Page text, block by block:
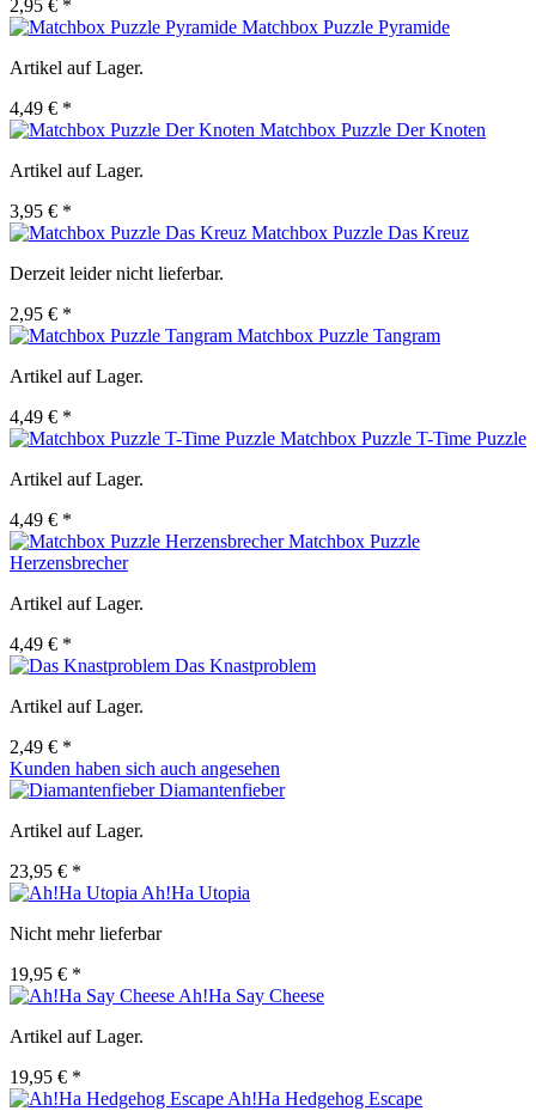
2,95 € *
Matchbox Puzzle Pyramide
Artikel auf Lager.
4,49 € *
Matchbox Puzzle Der Knoten
Artikel auf Lager.
3,95 € *
Matchbox Puzzle Das Kreuz
Derzeit leider nicht lieferbar.
2,95 € *
Matchbox Puzzle Tangram
Artikel auf Lager.
4,49 € *
Matchbox Puzzle T-Time Puzzle
Artikel auf Lager.
4,49 € *
Matchbox Puzzle
Herzensbrecher
Artikel auf Lager.
4,49 € *
Das Knastproblem
Artikel auf Lager.
2,49 € *
Kunden haben sich auch angesehen
Diamantenfieber
Artikel auf Lager.
23,95 € *
Ah!Ha Utopia
Nicht mehr lieferbar
19,95 € *
Ah!Ha Say Cheese
Artikel auf Lager.
19,95 € *
Ah!Ha Hedgehog Escape